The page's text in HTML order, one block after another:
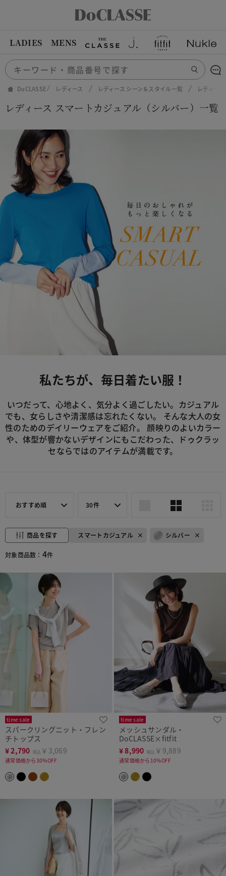
LADIES MENS
DoCLASSE レディース レディース シーン＆スタイル一覧 レディー
レディース スマートカジュアル（シルバー）一覧
私たちが、毎日着たい服！
いつだって、心地よく、気分よく過ごしたい。カジュアル
でも、女らしさや清潔感は忘れたくない。
そんな大人の女
性のためのデイリーウェアをご紹介。 顔映りのよいカラー
や、体型が響かないデザインにもこだわった、
ドゥクラッ
セならではのアイテムが満載です。
おすすめ順 30件
商品を探す スマートカジュアル シルバー
対象商品数： 4件
time sale
スパークリングニット・フレン
チトップス
¥2,790 税込 ￥3,069
通常価格から30%OFF
time sale
メッシュサンダル・
DoCLASSE×fitfit
¥8,990 税込 ￥9,889
通常価格から10%OFF